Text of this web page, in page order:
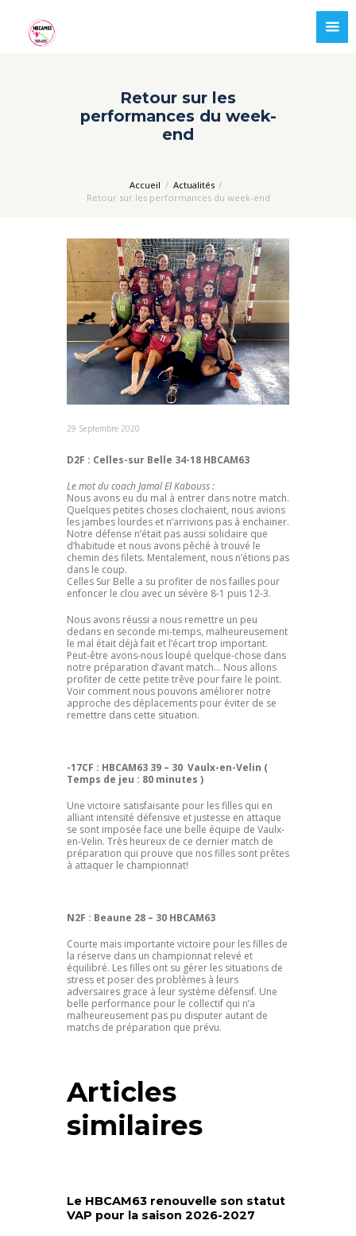
Retour sur les
performances du week-
end
Accueil
Actualités
Retour sur les performances du week-end
29 Septembre 2020
D2F : Celles-sur Belle 34-18 HBCAM63
Le mot du coach Jamal El Kabouss :
Nous avons eu du mal à entrer dans notre match.
Quelques petites choses clochaient, nous avions
les jambes lourdes et n’arrivions pas à enchainer.
Notre défense n’était pas aussi solidaire que
d’habitude et nous avons pêché à trouvé le
chemin des filets. Mentalement, nous n’étions pas
dans le coup.
Celles Sur Belle a su profiter de nos failles pour
enfoncer le clou avec un sévère 8-1 puis 12-3.
Nous avons réussi a nous remettre un peu
dedans en seconde mi-temps, malheureusement
le mal était déjà fait et l’écart trop important.
Peut-être avons-nous loupé quelque-chose dans
notre préparation d’avant match… Nous allons
profiter de cette petite trêve pour faire le point.
Voir comment nous pouvons améliorer notre
approche des déplacements pour éviter de se
remettre dans cette situation.
-17CF : HBCAM63 39 – 30 Vaulx-en-Velin (
Temps de jeu : 80 minutes )
Une victoire satisfaisante pour les filles qui en
alliant intensité défensive et justesse en attaque
se sont imposée face une belle équipe de Vaulx-
en-Velin. Très heureux de ce dernier match de
préparation qui prouve que nos filles sont prêtes
à attaquer le championnat!
N2F : Beaune 28 – 30 HBCAM63
Courte mais importante victoire pour les filles de
la réserve dans un championnat relevé et
équilibré. Les filles ont su gérer les situations de
stress et poser des problèmes à leurs
adversaires grace à leur système défensif. Une
belle performance pour le collectif qui n’a
malheureusement pas pu disputer autant de
matchs de préparation que prévu.
Articles
similaires
Le HBCAM63 renouvelle son statut
VAP pour la saison 2026-2027